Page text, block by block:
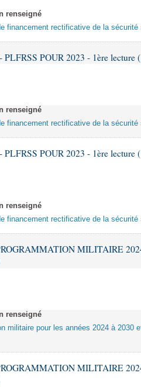
renseigné
financement rectificative de la sécurité
POUR 2023 - 1ère lecture
renseigné
financement rectificative de la sécurité
POUR 2023 - 1ère lecture
renseigné
financement rectificative de la sécurité
MILITAIRE
renseigné
militaire pour les années 2024 à 2030
MILITAIRE